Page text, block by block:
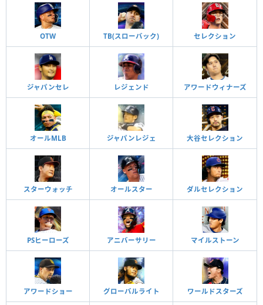
OTW TB(スローバック) セレクション
ジャパンセレ レジェンド アワードウィナーズ
オールMLB ジャパンレジェ 大谷セレクション
スターウォッチ オールスター ダルセレクション
PSヒーローズ アニバーサリー マイルストーン
アワードショー グローバルライト ワールドスターズ